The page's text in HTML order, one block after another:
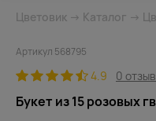
Цветовик → Каталог →
Артикул 568795
4.9 0
Букет из 15 розовых